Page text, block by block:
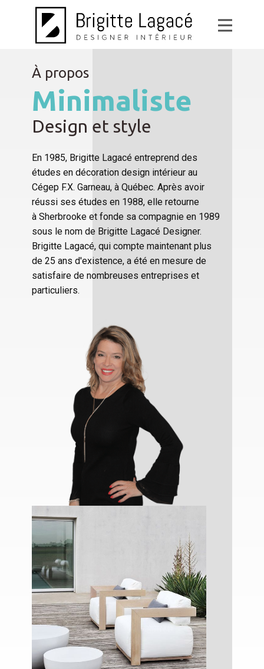
À propos
Minimaliste
Design et style
En 1985, Brigitte Lagacé entreprend des
études en décoration design intérieur au
Cégep F.X. Garneau, à Québec. Après avoir
réussi ses études en 1988, elle retourne
à Sherbrooke et fonde sa compagnie en 1989
sous le nom de Brigitte Lagacé Designer.
Brigitte Lagacé, qui compte maintenant plus
de 25 ans d'existence, a été en mesure de
satisfaire de nombreuses entreprises et
particuliers.